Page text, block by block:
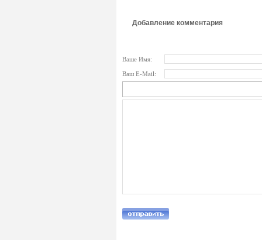
Добавление комментария
Ваше Имя:
Ваш E-Mail: